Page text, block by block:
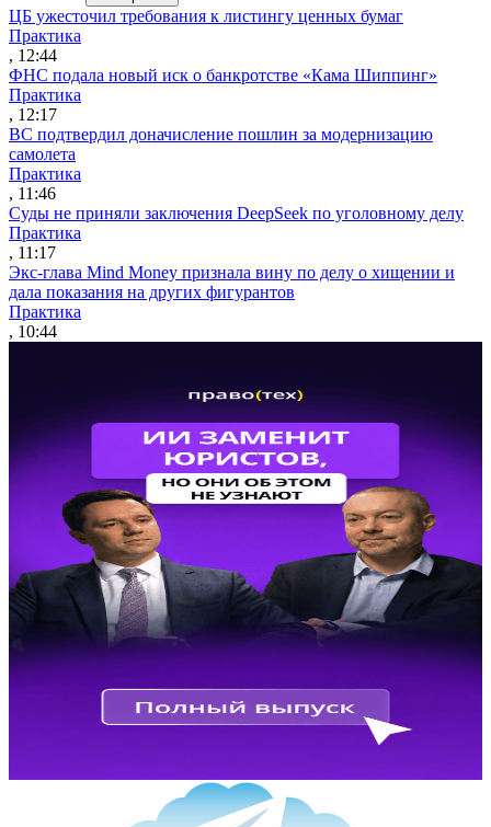
ЦБ ужесточил требования к листингу ценных бумаг
Практика
, 12:44
ФНС подала новый иск о банкротстве «Кама Шиппинг»
Практика
, 12:17
ВС подтвердил доначисление пошлин за модернизацию
самолета
Практика
, 11:46
Суды не приняли заключения DeepSeek по уголовному делу
Практика
, 11:17
Экс-глава Mind Money признала вину по делу о хищении и
дала показания на других фигурантов
Практика
, 10:44